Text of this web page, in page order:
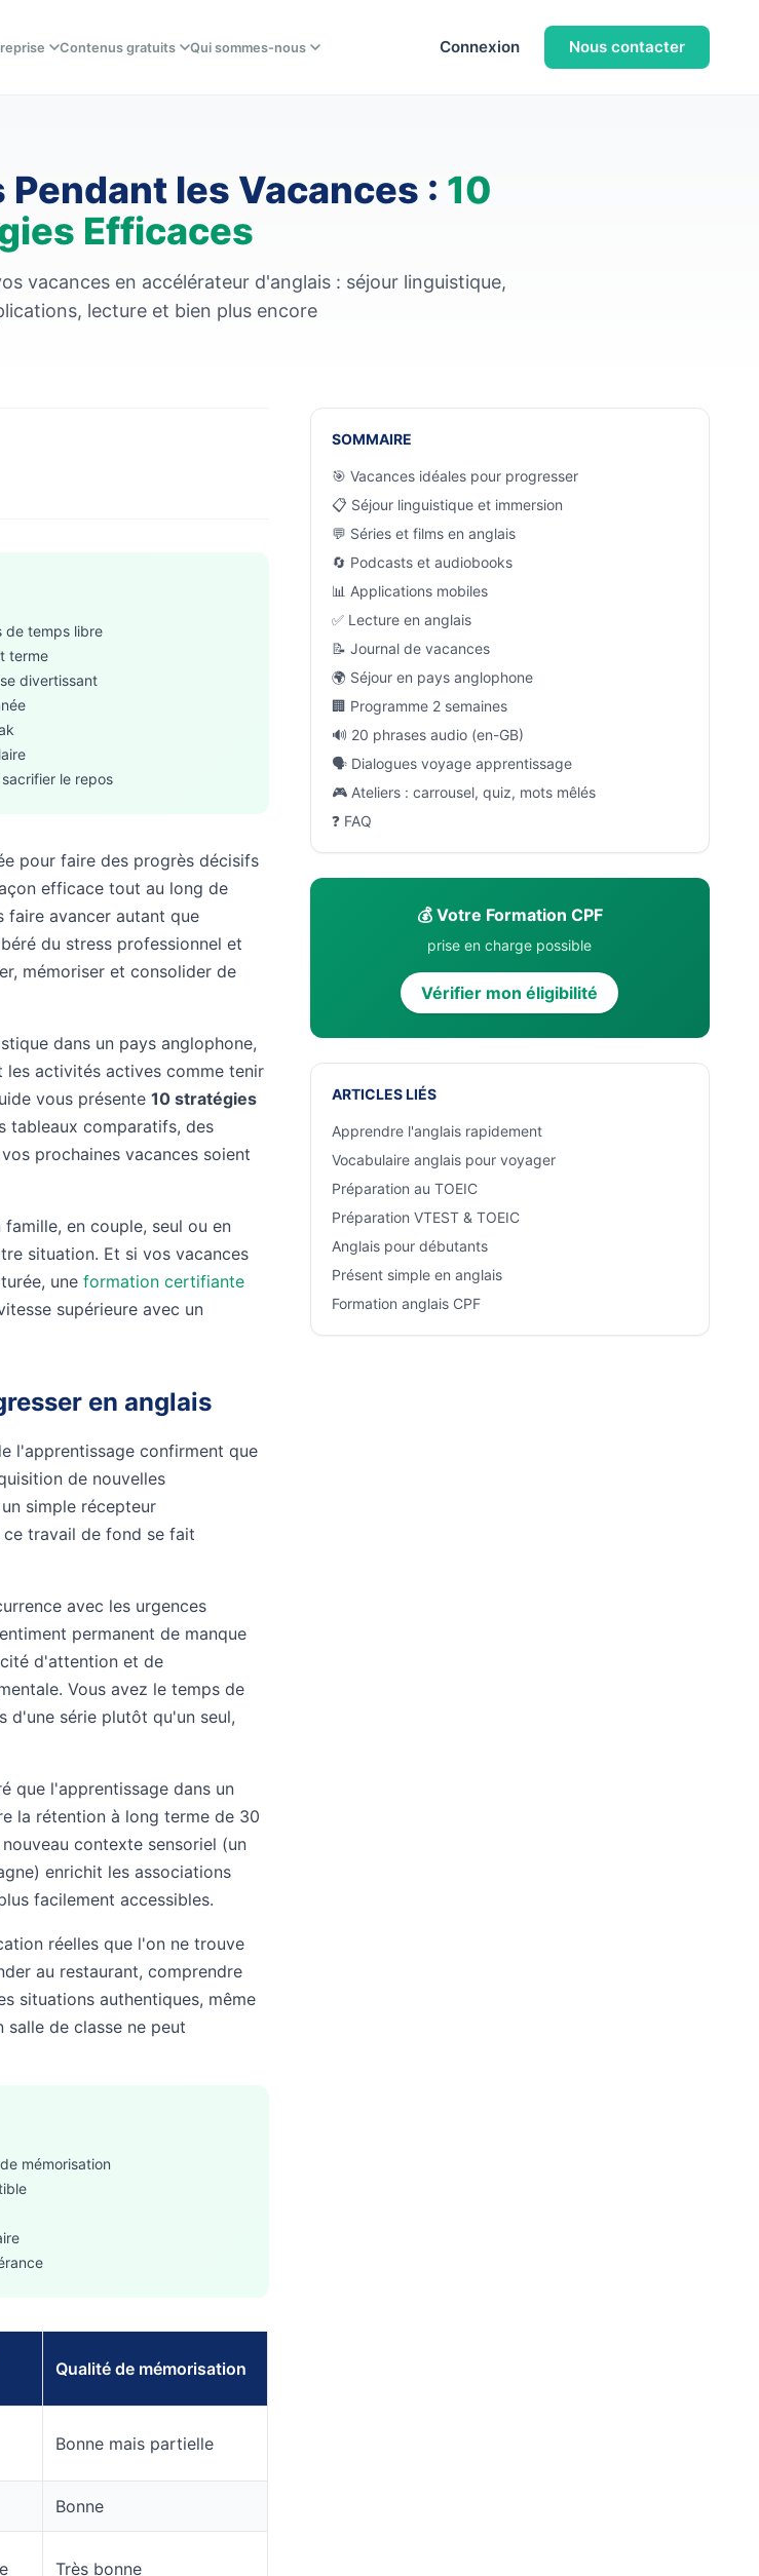
Contenus gratuits Qui sommes-nous Connexion Nous contacter
les Vacances : 10
Efficaces
vacances en accélérateur d'anglais : séjour linguistique,
lecture et bien plus encore
de temps libre
terme
divertissant
le repos
pour faire des progrès décisifs
efficace tout au long de
faire avancer autant que
du stress professionnel et
mémoriser et consolider de
dans un pays anglophone,
les activités actives comme tenir
vous présente 10 stratégies
tableaux comparatifs, des
prochaines vacances soient
en couple, seul ou en
situation. Et si vos vacances
une formation certifiante
supérieure avec un
en anglais
l'apprentissage confirment que
de nouvelles
simple récepteur
travail de fond se fait
avec les urgences
permanent de manque
d'attention et de
Vous avez le temps de
d'une série plutôt qu'un seul,
que l'apprentissage dans un
la rétention à long terme de 30
contexte sensoriel (un
enrichit les associations
facilement accessibles.
réelles que l'on ne trouve
au restaurant, comprendre
situations authentiques, même
salle de classe ne peut
mémorisation
Qualité de mémorisation
Bonne mais partielle
Bonne
Très bonne
SOMMAIRE
🎯 Vacances idéales pour progresser
📋 Séjour linguistique et immersion
💬 Séries et films en anglais
🔄 Podcasts et audiobooks
📊 Applications mobiles
✅ Lecture en anglais
📝 Journal de vacances
🌍 Séjour en pays anglophone
🏢 Programme 2 semaines
🔊 20 phrases audio (en-GB)
🗣 Dialogues voyage apprentissage
🎮 Ateliers : carrousel, quiz, mots mêlés
❓ FAQ
💰 Votre Formation CPF
prise en charge possible
Vérifier mon éligibilité
ARTICLES LIÉS
Apprendre l'anglais rapidement
Vocabulaire anglais pour voyager
Préparation au TOEIC
Préparation VTEST & TOEIC
Anglais pour débutants
Présent simple en anglais
Formation anglais CPF